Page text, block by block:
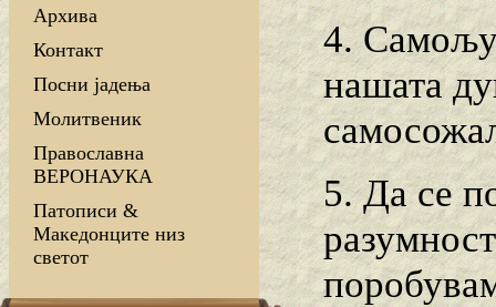
Архива
Контакт
Посни јадења
Молитвеник
Православна
ВЕРОНАУКА
Патописи &
Македонците низ
светот
4.
нашата
5. Да се